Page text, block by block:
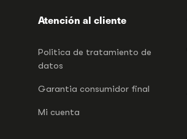
Atención al cliente
Politica de tratamiento de
datos
Garantia consumidor final
Mi cuenta